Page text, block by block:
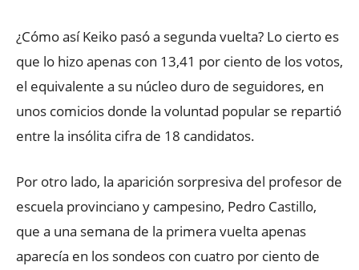
¿Cómo así Keiko pasó a segunda vuelta? Lo cierto es
que lo hizo apenas con 13,41 por ciento de los votos,
el equivalente a su núcleo duro de seguidores, en
unos comicios donde la voluntad popular se repartió
entre la insólita cifra de 18 candidatos.
Por otro lado, la aparición sorpresiva del profesor de
escuela provinciano y campesino, Pedro Castillo,
que a una semana de la primera vuelta apenas
aparecía en los sondeos con cuatro por ciento de